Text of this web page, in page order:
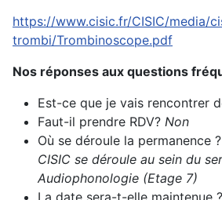
https://www.cisic.fr/CISIC/media/
trombi/Trombinoscope.pdf
Nos réponses aux questions
Est-ce que je vais rencontrer
Faut-il prendre RDV? Non
Où se déroule la permanence ?
CISIC se déroule au sein du
Audiophonologie (Etage 7)